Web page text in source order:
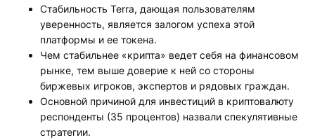
Стабильность Terra, дающая пользователям
уверенность, является залогом успеха этой
платформы и ее токена.
Чем стабильнее «крипта» ведет себя на финансовом
рынке, тем выше доверие к ней со стороны
биржевых игроков, экспертов и рядовых граждан.
Основной причиной для инвестиций в криптовалюту
респонденты (35 процентов) назвали спекулятивные
стратегии.